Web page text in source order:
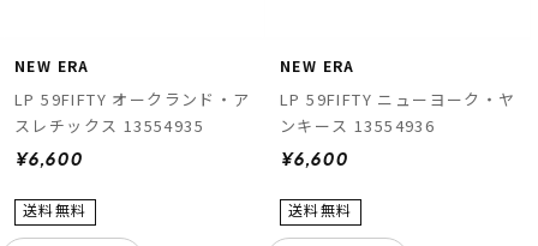
NEW ERA
LP 59FIFTY オークランド・ア
スレチックス 13554935
¥6,600
NEW ERA
LP 59FIFTY ニューヨーク・ヤ
ンキース 13554936
¥6,600